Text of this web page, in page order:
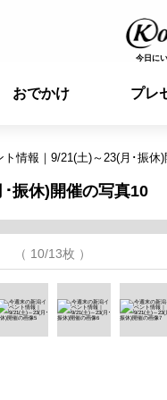
今日に
おでかけ プレ
情報｜9/21(土)～23(月･振休)
振休)開催の写真10
（ 10/13枚 ）